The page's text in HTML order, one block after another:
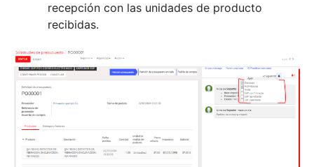
recepción con las unidades de producto
recibidas.